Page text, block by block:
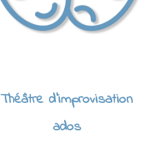
Théâtre d'improvisation
ados